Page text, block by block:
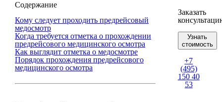
Заказать
Узнать
стоимость
+7
(495)
150 40
53
Содержание
Кому следует проходить предрейсовый
медосмотр
Когда требуется отметка о прохождении
предрейсового медицинского осмотра
Как выглядит отметка о медосмотре
Порядок прохождения предрейсового
медицинского осмотра